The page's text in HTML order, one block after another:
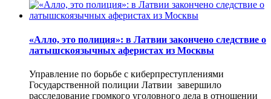
«Алло, это полиция»: в Латвии закончено следствие о
латышскоязычных аферистах из Москвы
Управление по борьбе с киберпреступлениями
Государственной полиции Латвии завершило
расследование громкого уголовного дела в отношении